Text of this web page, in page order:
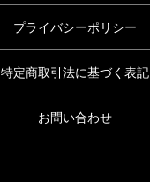
プライバシーポリシー
特定商取引法に基づく表記
お問い合わせ